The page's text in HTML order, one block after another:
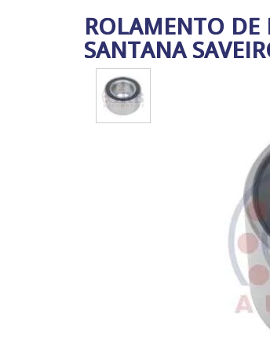
ROLAMENTO DE
SANTANA